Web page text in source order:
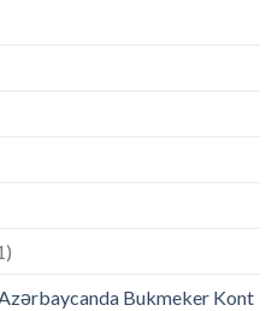
Bukmeker Kont